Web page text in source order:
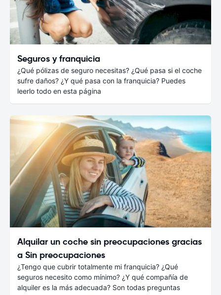
Seguros y franquicia
¿Qué pólizas de seguro necesitas? ¿Qué pasa si el coche
sufre daños? ¿Y qué pasa con la franquicia? Puedes
leerlo todo en esta página
Alquilar un coche sin preocupaciones gracias
a Sin preocupaciones
¿Tengo que cubrir totalmente mi franquicia? ¿Qué
seguros necesito como mínimo? ¿Y qué compañía de
alquiler es la más adecuada? Son todas preguntas